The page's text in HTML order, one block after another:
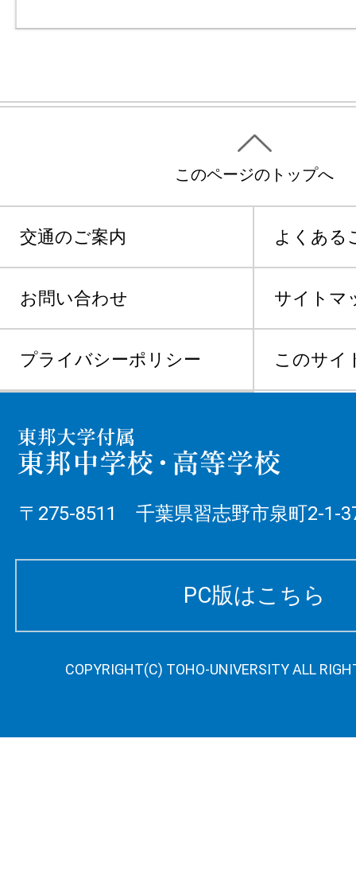
このページのトップへ
交通のご案内 よくある
お問い合わせ サイトマ
プライバシーポリシー このサイ
〒275-8511 千葉県習志野市泉町2-1-
PC版はこちら
COPYRIGHT(C) TOHO-UNIVERSITY ALL